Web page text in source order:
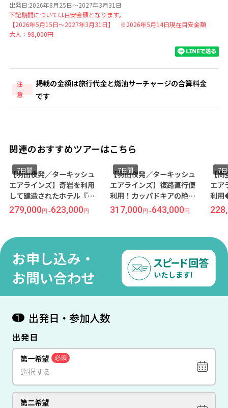
出発日:2026年8月25日～2027年3月31日
下記期間については目安金額となります。
【2026年5月15日～2027年3月31日】 ※2026年5月14日現在目安金額
大人：98,000円
注
意
掲載の金額は旅行代金と燃油サーチャージの合算料金
です
関連のおすすめツアーはこちら
【羽田夜発／ターキッシュ
エアラインズ】奇岩を利用
して建造されたホテル『ユ
ナック エブレリ ケーブ ホテ
ル』宿泊◆トルコの人気観
7日間
279,000円~623,000円
【羽田夜発／ターキッシュ
エアラインズ】復路直行便
利用！カッパドキアの絶景
にうっとり･･･ウチヒサール
の高台に建つ洞窟ホテル宿
パドキア×イスタンブール
＞7日間
7日間
317,000円~643,000円
【
エア
利用
魅惑
ル
7
お申し込み・
お問い合わせ
1 出発日・参加人数
出発日
第一希望 必須
第二希望